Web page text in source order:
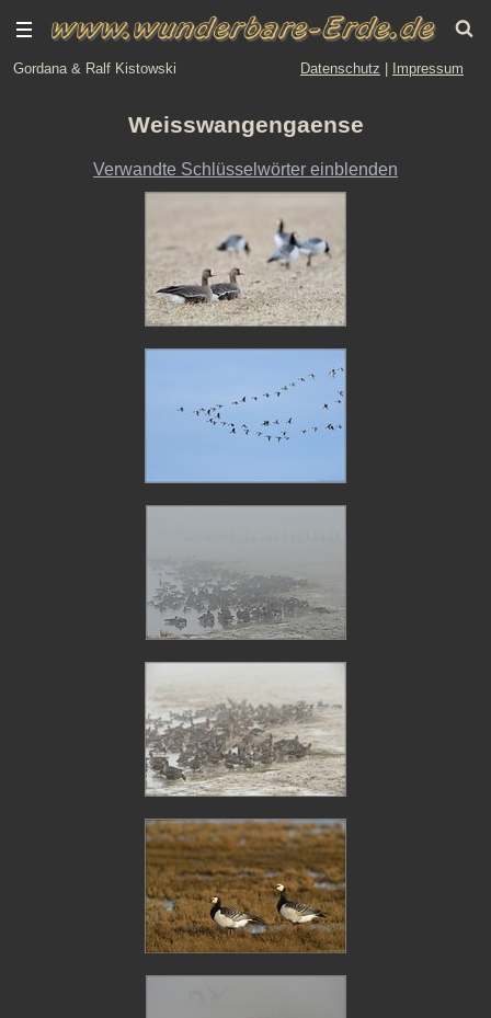
Gordana & Ralf Kistowski Datenschutz Impressum
Weisswangengaense
Verwandte Schlüsselwörter einblenden